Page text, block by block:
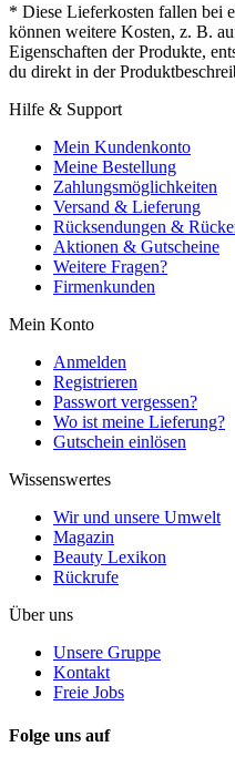
* Diese Lieferkosten fallen bei
können weitere Kosten, z. B.
Eigenschaften der Produkte,
du direkt in der
Hilfe & Support
Mein Kundenkonto
Meine Bestellung
Zahlungsmöglichkeiten
Versand & Lieferung
Rücksendungen &
Aktionen & Gutscheine
Weitere Fragen?
Firmenkunden
Mein Konto
Anmelden
Registrieren
Passwort vergessen?
Wo ist meine Lieferung?
Gutschein einlösen
Wissenswertes
Wir und unsere Umwelt
Magazin
Beauty Lexikon
Rückrufe
Über uns
Unsere Gruppe
Kontakt
Freie Jobs
Folge uns auf